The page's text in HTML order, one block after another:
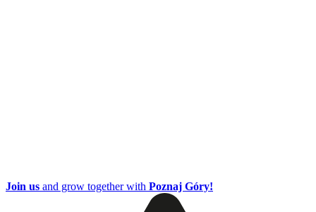
Join us and grow together with Poznaj Góry!